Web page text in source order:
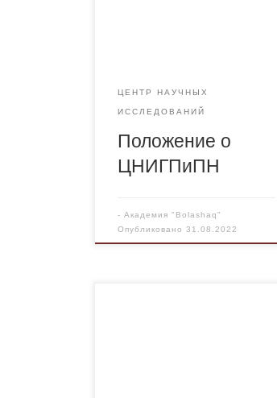
ЦЕНТР НАУЧНЫХ
ИССЛЕДОВАНИЙ
Положение о
ЦНИГПиПН
-Академия "Bolashaq"
Опубликовано31.08.2022